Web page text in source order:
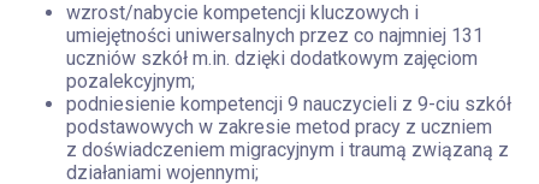
wzrost/nabycie kompetencji kluczowych i
umiejętności uniwersalnych przez co najmniej 131
uczniów szkół m.in. dzięki dodatkowym zajęciom
pozalekcyjnym;
podniesienie kompetencji 9 nauczycieli z 9-ciu szkół
podstawowych w zakresie metod pracy z uczniem
z doświadczeniem migracyjnym i traumą związaną z
działaniami wojennymi;